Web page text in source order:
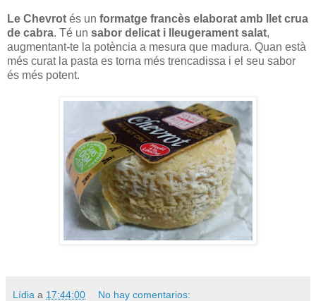
Le Chevrot és un formatge francès elaborat amb llet crua
de cabra. Té un sabor delicat i lleugerament salat,
augmentant-te la potència a mesura que madura. Quan està
més curat la pasta es torna més trencadissa i el seu sabor
és més potent.
Lídia a 17:44:00 No hay comentarios: